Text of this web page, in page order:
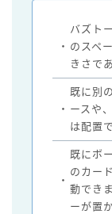
・
バズト
のスペ
きさで
・
既に別
ースや
は配置
・
既にボ
のカー
動でき
ーが置